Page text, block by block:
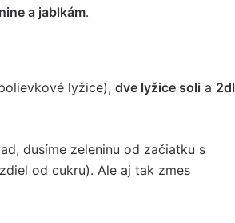
a jablkám.
lyžice), dve lyžice soli a 2dl
dusíme zeleninu od začiatku s
od cukru). Ale aj tak zmes